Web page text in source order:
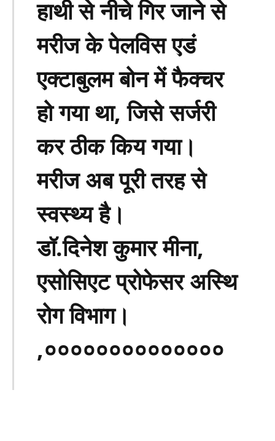
हाथी से नीचे गिर जाने से
मरीज के पेलविस एडं
एक्टाबुलम बोन में फैक्चर
हो गया था, जिसे सर्जरी
कर ठीक किय गया।
मरीज अब पूरी तरह से
स्वस्थ्य है।
डॉ.दिनेश कुमार मीना,
एसोसिएट प्रोफेसर अस्थि
रोग विभाग।
,००००००००००००००